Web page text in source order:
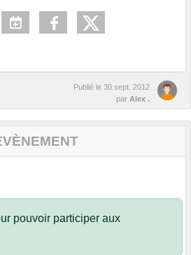
Publié le 30 sept. 2012
par Alex .
pouvoir participer aux